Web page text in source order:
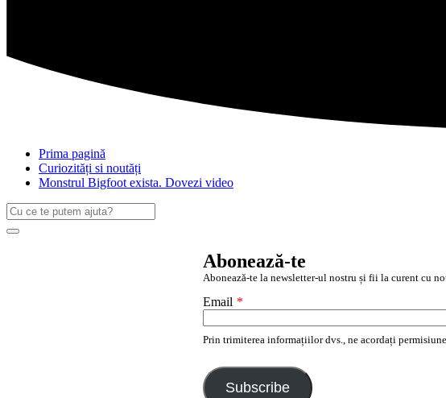
Prima pagină
Curiozități si noutăți
Monstrul Bigfoot exista. Dovezi video
Caută
după:
Search
Abonează-te
Abonează-te la newsletter-ul nostru și fii la curent cu
Email *
Prin trimiterea informațiilor dvs., ne acordați
Subscribe